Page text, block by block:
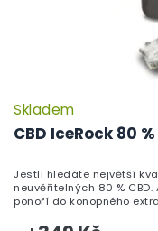
CBD IceRock 80 %
Skladem
Jestli hledáte největší
neuvěřitelných 80 %
ponoří do konopného